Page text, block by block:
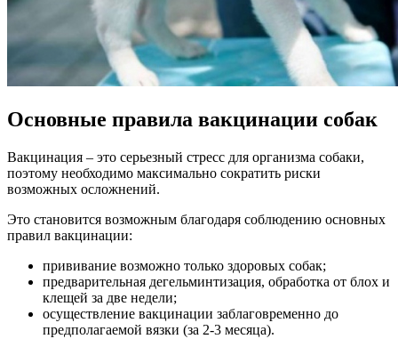
Основные правила вакцинации собак
Вакцинация – это серьезный стресс для организма собаки,
поэтому необходимо максимально сократить риски
возможных осложнений.
Это становится возможным благодаря соблюдению основных
правил вакцинации:
прививание возможно только здоровых собак;
предварительная дегельминтизация, обработка от блох и
клещей за две недели;
осуществление вакцинации заблаговременно до
предполагаемой вязки (за 2-3 месяца).